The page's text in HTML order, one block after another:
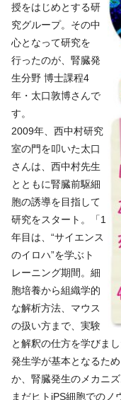
授をはじめとする研
究グループ。その中
心となって研究を
行ったのが、腎臓発
生分野 博士課程4
年・太口敦博さんで
す。
2009年、西中村研究
室の門を叩いた太口
さんは、西中村先生
とともに腎臓前駆細
胞の誘導を目指して
研究をスタート。「1
年目は、“サイエンス
のイロハ”を学ぶト
レーニング期間。細
胞培養から組織学的
な解析方法、マウス
の扱い方まで、実験
と解釈の仕方を学びまし
発生学が基本となるた
か、腎臓発生のメカニ
まだヒトiPS細胞でのノ